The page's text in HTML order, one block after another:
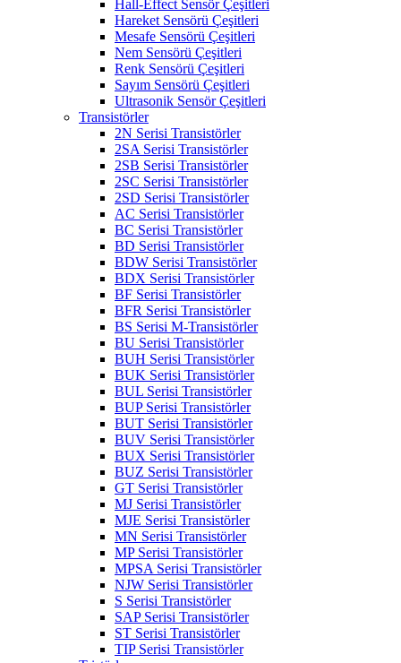
Hall-Effect Sensör Çeşitleri
Hareket Sensörü Çeşitleri
Mesafe Sensörü Çeşitleri
Nem Sensörü Çeşitleri
Renk Sensörü Çeşitleri
Sayım Sensörü Çeşitleri
Ultrasonik Sensör Çeşitleri
Transistörler
2N Serisi Transistörler
2SA Serisi Transistörler
2SB Serisi Transistörler
2SC Serisi Transistörler
2SD Serisi Transistörler
AC Serisi Transistörler
BC Serisi Transistörler
BD Serisi Transistörler
BDW Serisi Transistörler
BDX Serisi Transistörler
BF Serisi Transistörler
BFR Serisi Transistörler
BS Serisi M-Transistörler
BU Serisi Transistörler
BUH Serisi Transistörler
BUK Serisi Transistörler
BUL Serisi Transistörler
BUP Serisi Transistörler
BUT Serisi Transistörler
BUV Serisi Transistörler
BUX Serisi Transistörler
BUZ Serisi Transistörler
GT Serisi Transistörler
MJ Serisi Transistörler
MJE Serisi Transistörler
MN Serisi Transistörler
MP Serisi Transistörler
MPSA Serisi Transistörler
NJW Serisi Transistörler
S Serisi Transistörler
SAP Serisi Transistörler
ST Serisi Transistörler
TIP Serisi Transistörler